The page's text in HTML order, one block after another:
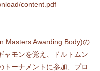
content.pdf
Masters Awarding Body)の
ャモンを覚え、ドルトムン
トーナメントに参加、プロ